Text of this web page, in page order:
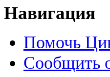
Навигация
Помочь
Сообщить